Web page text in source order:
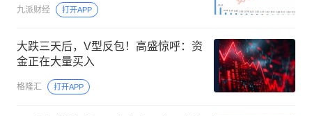
九派财经 打开APP
大跌三天后，V型反包！高盛惊呼：资
金正在大量买入
格隆汇 打开APP